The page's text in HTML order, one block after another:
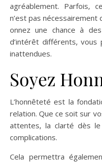
agréablement. Parfois,
n’est pas nécessairement
onnez une chance à
d’intérêt différents, vous
inattendues.
Soyez
L’honnêteté est la
relation. Que ce soit sur
attentes, la clarté dès
complications.
Cela permettra